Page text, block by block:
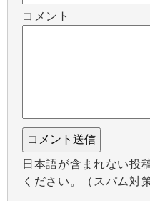
コメント
日本語が含まれない投
ください。（スパム対策